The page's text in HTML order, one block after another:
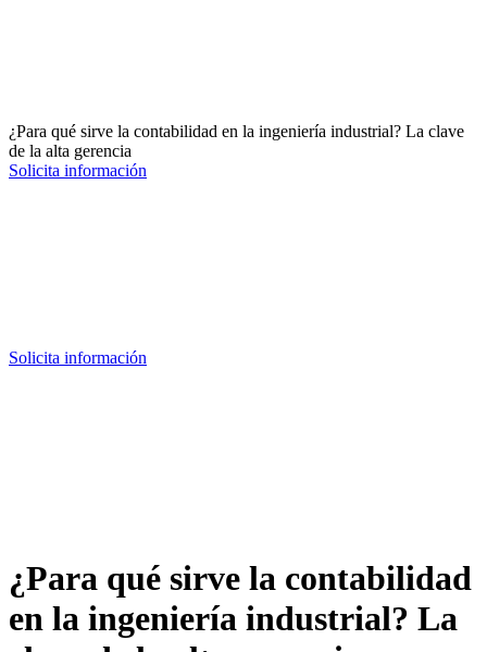
¿Para qué sirve la contabilidad en la ingeniería industrial? La clave
de la alta gerencia
Solicita información
Solicita información
¿Para qué sirve la contabilidad
en la ingeniería industrial? La